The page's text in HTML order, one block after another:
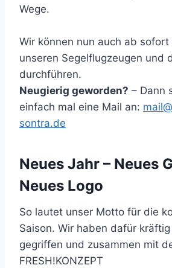
Wege.
Wir können nun auch ab
unseren Segelflugzeugen und
durchführen.
Neugierig geworden? – Dann
einfach mal eine Mail an:
sontra.de
Neues Jahr – Neues
Neues Logo
So lautet unser Motto für die
Saison. Wir haben dafür
gegriffen und zusammen mit
FRESH!KONZEPT